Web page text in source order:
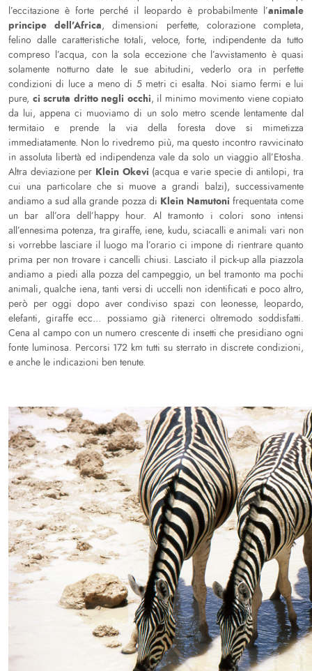
l’eccitazione è forte perché il leopardo è probabilmente l’animale
principe dell’Africa, dimensioni perfette, colorazione completa,
felino dalle caratteristiche totali, veloce, forte, indipendente da tutto
compreso l’acqua, con la sola eccezione che l’avvistamento è quasi
solamente notturno date le sue abitudini, vederlo ora in perfette
condizioni di luce a meno di 5 metri ci esalta. Noi siamo fermi e lui
pure, ci scruta dritto negli occhi, il minimo movimento viene copiato
da lui, appena ci muoviamo di un solo metro scende lentamente dal
termitaio e prende la via della foresta dove si mimetizza
immediatamente. Non lo rivedremo più, ma questo incontro ravvicinato
in assoluta libertà ed indipendenza vale da solo un viaggio all’Etosha.
Altra deviazione per Klein Okevi (acqua e varie specie di antilopi, tra
cui una particolare che si muove a grandi balzi), successivamente
andiamo a sud alla grande pozza di Klein Namutoni frequentata come
un bar all’ora dell’happy hour. Al tramonto i colori sono intensi
all’ennesima potenza, tra giraffe, iene, kudu, sciacalli e animali vari non
si vorrebbe lasciare il luogo ma l’orario ci impone di rientrare quanto
prima per non trovare i cancelli chiusi. Lasciato il pick-up alla piazzola
andiamo a piedi alla pozza del campeggio, un bel tramonto ma pochi
animali, qualche iena, tanti versi di uccelli non identificati e poco altro,
però per oggi dopo aver condiviso spazi con leonesse, leopardo,
elefanti, giraffe ecc… possiamo già ritenerci oltremodo soddisfatti.
Cena al campo con un numero crescente di insetti che presidiano ogni
fonte luminosa. Percorsi 172 km tutti su sterrato in discrete condizioni,
e anche le indicazioni ben tenute.